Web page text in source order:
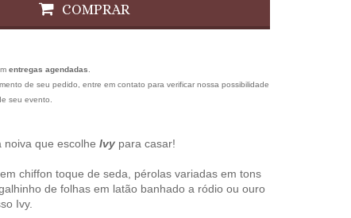
COMPRAR
entregas agendadas
de seu pedido, entre em contato para verificar nossa possibilidade
seu evento.
noiva que escolhe Ivy para casar!
chiffon toque de seda, pérolas variadas em tons
de folhas em latão banhado a ródio ou ouro
Ivy.